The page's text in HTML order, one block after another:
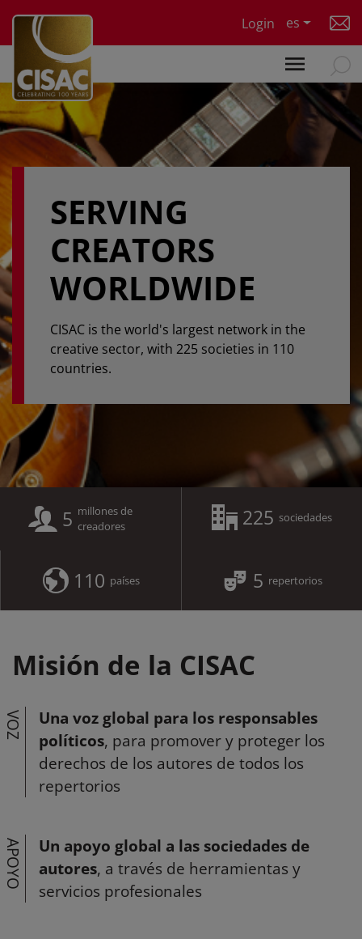
Login
es
SERVING
CREATORS
WORLDWIDE
CISAC is the world's largest network in the
creative sector, with 225 societies in 110
countries.
5 millones de
creadores
225 sociedades
110 países 5 repertorios
Misión de la CISAC
VOZ
Una voz global para los responsables
políticos, para promover y proteger los
derechos de los autores de todos los
repertorios
APOYO
Un apoyo global a las sociedades de
autores, a través de herramientas y
servicios profesionales